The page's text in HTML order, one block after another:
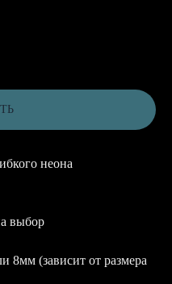
неона
выбор
8мм (зависит от размера